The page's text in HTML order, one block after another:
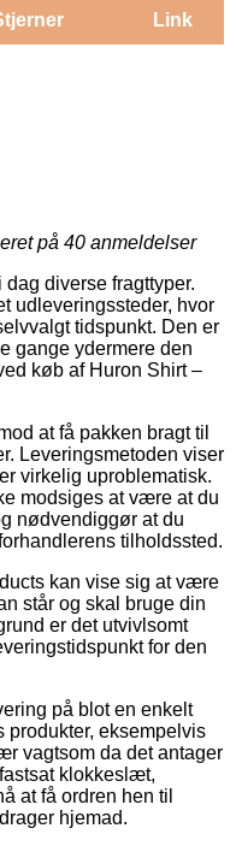
Link
på 40 anmeldelser
diverse fragttyper.
udleveringssteder, hvor
tidspunkt. Den er
gange ydermere den
køb af Huron Shirt –
at få pakken bragt til
Leveringsmetoden viser
virkelig uproblematisk.
modsiges at være at du
nødvendiggør at du
tilholdssted.
kan vise sig at være
står og skal bruge din
er det utvivlsomt
for den
på blot en enkelt
produkter, eksempelvis
vagtsom da det antager
klokkeslæt,
at få ordren hen til
hjemad.